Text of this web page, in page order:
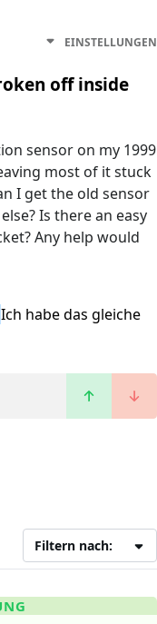
EINSTELLUNGEN
off inside
sensor on my 1999
most of it stuck
I get the old sensor
Is there an easy
Any help would
Ich habe das gleiche
Filtern nach: